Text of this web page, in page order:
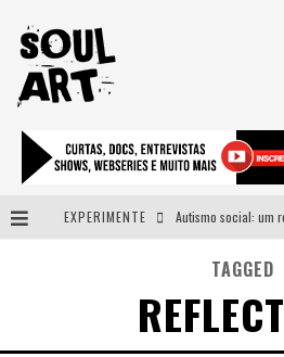
EXPERIMENTE
A subida da rampa
Faça o bem! Mas,
TAGGED